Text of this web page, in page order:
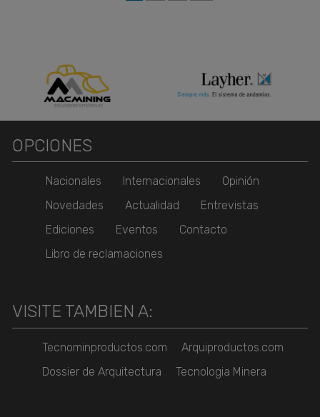
OPCIONES
Nacionales Internacionales
Opinión
Novedades
Actualidad
Entrevistas
Ediciones
Eventos
Contacto
Libro de reclamaciones
VISITE TAMBIEN A:
Tecnominproductos.com
Arquiproductos.com
Dossier de Arquitectura
Tecnologia Minera